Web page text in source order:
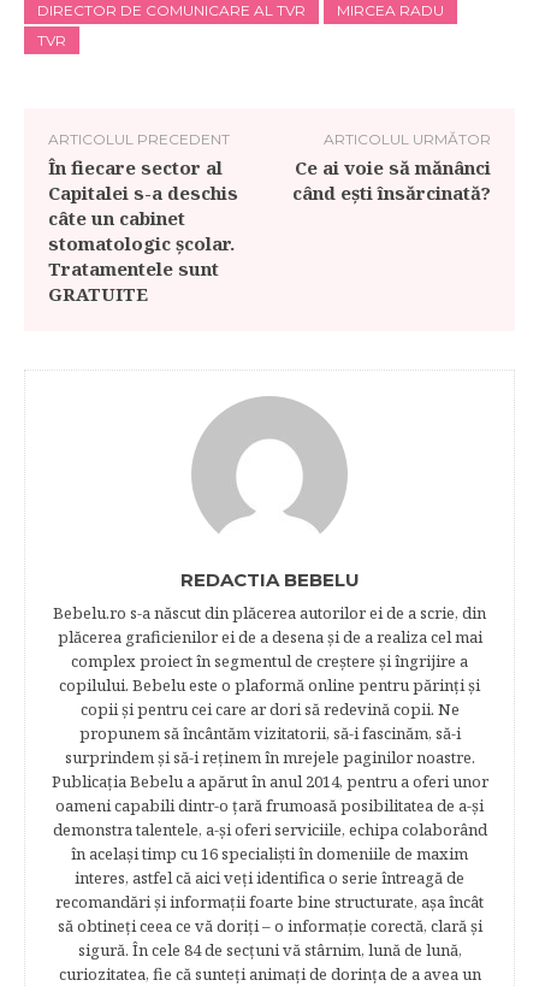
DIRECTOR DE COMUNICARE AL TVR
MIRCEA RADU
TVR
ARTICOLUL PRECEDENT
În fiecare sector al
Capitalei s-a deschis
câte un cabinet
stomatologic școlar.
Tratamentele sunt
GRATUITE
ARTICOLUL URMĂTOR
Ce ai voie să mănânci
când ești însărcinată?
REDACTIA BEBELU
Bebelu.ro s-a născut din plăcerea autorilor ei de a scrie, din
plăcerea graficienilor ei de a desena şi de a realiza cel mai
complex proiect în segmentul de creştere şi îngrijire a
copilului. Bebelu este o plaformă online pentru părinţi şi
copii şi pentru cei care ar dori să redevină copii. Ne
propunem să încântăm vizitatorii, să-i fascinăm, să-i
surprindem şi să-i reţinem în mrejele paginilor noastre.​
Publicația Bebelu a apărut în anul 2014, pentru a oferi unor
oameni capabili dintr-o ţară frumoasă posibilitatea de a-şi
demonstra talentele, a-şi oferi serviciile, echipa colaborând
în acelaşi timp cu 16 specialişti în domeniile de maxim
interes, astfel că aici veţi identifica o serie întreagă de
recomandări şi informaţii foarte bine structurate, aşa încât
să obtineţi ceea ce vă doriţi – o informaţie corectă, clară şi
sigură. În cele 84 de secțuni vă stârnim, lună de lună,
curiozitatea, fie că sunteţi animaţi de dorinţa de a avea un